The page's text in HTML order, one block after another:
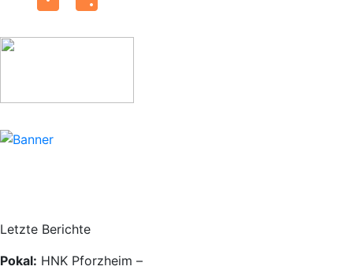
Letzte Berichte
Pokal: HNK Pforzheim –